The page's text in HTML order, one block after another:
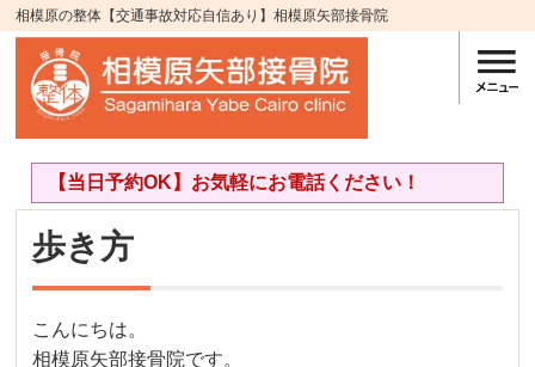
相模原の整体【交通事故対応自信あり】相模原矢部接骨院
【当日予約OK】お気軽にお電話ください！
歩き方
こんにちは。
相模原矢部接骨院です。